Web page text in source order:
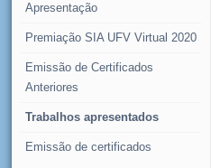
Apresentação
Premiação SIA UFV Virtual 2020
Emissão de Certificados
Anteriores
Trabalhos apresentados
Emissão de certificados